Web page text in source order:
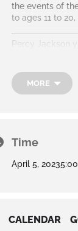
the events of
to ages 11 to
Percy Jackson
monstruosos
algún tiempo
MORE
Time
April 5, 2023
CALENDAR